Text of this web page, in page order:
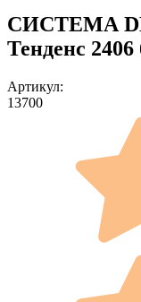
СИСТЕМА
Тенденс
Артикул:
13700